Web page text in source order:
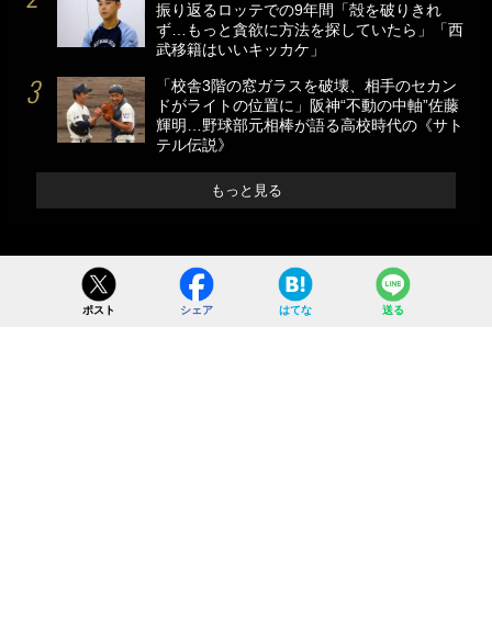
振り返るロッテでの9年間「殻を破りきれ
ず…もっと貪欲に方法を探していたら」「西
武移籍はいいキッカケ」
「校舎3階の窓ガラスを破壊、相手のセカン
ドがライトの位置に」阪神“不動の中軸”佐藤
輝明…野球部元相棒が語る高校時代の《サト
テル伝説》
もっと見る
ポスト シェア はてな 送る